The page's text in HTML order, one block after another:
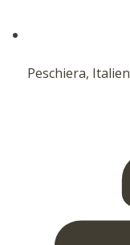
Peschiera, Italien